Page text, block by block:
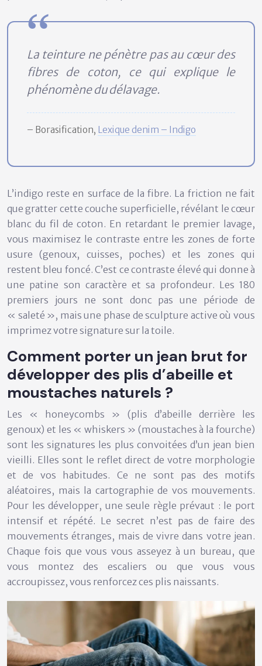
La teinture ne pénètre pas au cœur des
fibres de coton, ce qui explique le
phénomène du délavage.
– Borasification, Lexique denim – Indigo
L’indigo reste en surface de la fibre. La friction ne fait
que gratter cette couche superficielle, révélant le cœur
blanc du fil de coton. En retardant le premier lavage,
vous maximisez le contraste entre les zones de forte
usure (genoux, cuisses, poches) et les zones qui
restent bleu foncé. C’est ce contraste élevé qui donne à
une patine son caractère et sa profondeur. Les 180
premiers jours ne sont donc pas une période de
« saleté », mais une phase desculpture active où vous
imprimez votre signature sur la toile.
Comment porter un jean brut for
développer des plis d’abeille et
moustaches naturels ?
Les « honeycombs » (plis d’abeille derrière les
genoux) et les « whiskers » (moustaches à la fourche)
sont les signatures les plus convoitées d’un jean bien
vieilli. Elles sont le reflet direct de votre morphologie
et de vos habitudes. Ce ne sont pas des motifs
aléatoires, mais la cartographie de vos mouvements.
Pour les développer, une seule règle prévaut : le port
intensif et répété. Le secret n’est pas de faire des
mouvements étranges, mais de vivre dans votre jean.
Chaque fois que vous vous asseyez à un bureau, que
vous montez des escaliers ou que vous vous
accroupissez, vous renforcez ces plis naissants.